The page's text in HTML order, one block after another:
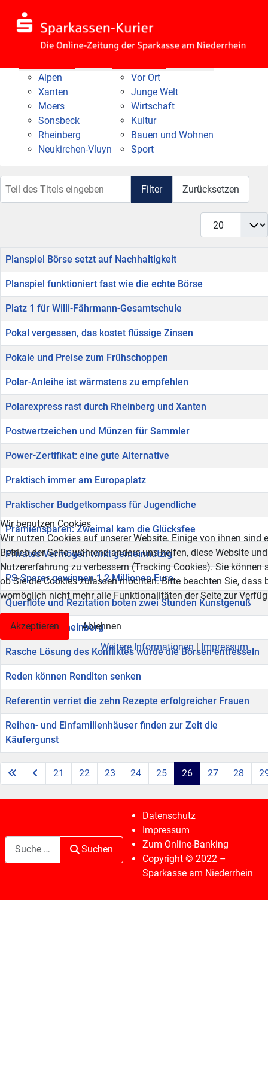
Alpen
Xanten
Moers
Sonsbeck
Rheinberg
Neukirchen-Vluyn
Vor Ort
Junge Welt
Wirtschaft
Kultur
Bauen und Wohnen
Sport
Filter Zurücksetzen
Anzeige #
Titel
Planspiel Börse setzt auf Nachhaltigkeit
Planspiel funktioniert fast wie die echte Börse
Platz 1 für Willi-Fährmann-Gesamtschule
Pokal vergessen, das kostet flüssige Zinsen
Pokale und Preise zum Frühschoppen
Polar-Anleihe ist wärmstens zu empfehlen
Polarexpress rast durch Rheinberg und Xanten
Postwertzeichen und Münzen für Sammler
Power-Zertifikat: eine gute Alternative
Praktisch immer am Europaplatz
Praktischer Budgetkompass für Jugendliche
Prämiensparen: Zweimal kam die Glücksfee
Privates Vermögen wirkt gemeinnützig
PS-Sparer gewinnen 1,2 Millionen Euro
Querflöte und Rezitation boten zwei Stunden Kunstgenuß
Radprofis in Rheinberg
Rasche Lösung des Konfliktes würde die Börsen entfesseln
Reden können Renditen senken
Referentin verriet die zehn Rezepte erfolgreicher Frauen
Reihen- und Einfamilienhäuser finden zur Zeit die
Käufergunst
Seite 26 von 38
21 22 23 24 25 26 27 28
Suchen
Suchen
Datenschutz
Impressum
Zum Online-Banking
Copyright © 2022 –
Sparkasse am Niederrhein
Wir benutzen Cookies
Wir nutzen Cookies auf unserer Website. Einige von ihnen sind
Betrieb der Seite, während andere uns helfen, diese Website
Nutzererfahrung zu verbessern (Tracking Cookies). Sie können
ob Sie die Cookies zulassen möchten. Bitte beachten Sie, dass
womöglich nicht mehr alle Funktionalitäten der Seite zur
Akzeptieren
Ablehnen
Weitere Informationen | Impressum